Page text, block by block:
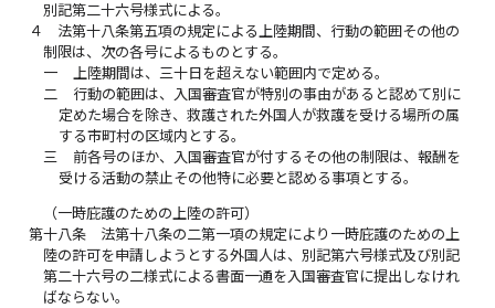
別記第二十六号様式による。
４
法第十八条第五項の規定による上陸期間、行動の範囲その他の
制限は、次の各号によるものとする。
一
上陸期間は、三十日を超えない範囲内で定める。
二
行動の範囲は、入国審査官が特別の事由があると認めて別に
定めた場合を除き、救護された外国人が救護を受ける場所の属
する市町村の区域内とする。
三
前各号のほか、入国審査官が付するその他の制限は、報酬を
受ける活動の禁止その他特に必要と認める事項とする。
（一時庇護のための上陸の許可）
第十八条
法第十八条の二第一項の規定により一時庇護のための上
陸の許可を申請しようとする外国人は、別記第六号様式及び別記
第二十六号の二様式による書面一通を入国審査官に提出しなけれ
ばならない。